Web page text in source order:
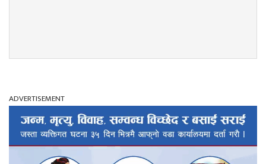
ADVERTISEMENT